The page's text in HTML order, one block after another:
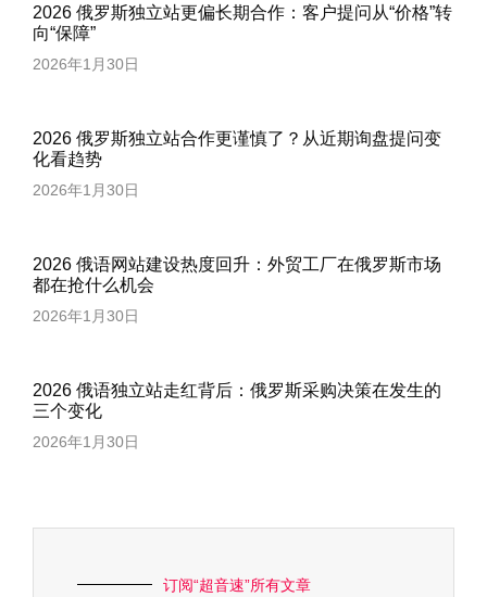
2026 俄罗斯独立站更偏长期合作：客户提问从“价格”转
向“保障”
2026年1月30日
2026 俄罗斯独立站合作更谨慎了？从近期询盘提问变
化看趋势
2026年1月30日
2026 俄语网站建设热度回升：外贸工厂在俄罗斯市场
都在抢什么机会
2026年1月30日
2026 俄语独立站走红背后：俄罗斯采购决策在发生的
三个变化
2026年1月30日
订阅“超音速”所有文章